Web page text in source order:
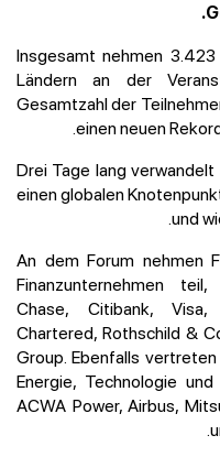
Insgesamt nehmen
Ländern an der
Gesamtzahl der
einen neuen
Drei Tage lang
einen globalen
und
An dem Forum nehmen
Finanzunternehmen
Chase, Citibank, Visa,
Chartered, Rothschild &
Group. Ebenfalls
Energie, Technologie
ACWA Power, Airbus,